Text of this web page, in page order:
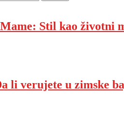
Stil kao životni
li verujete u zimske